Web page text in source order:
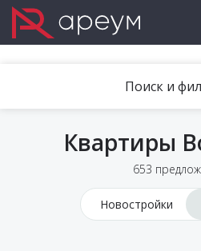
Поиск и
Квартиры
653
Новостройки